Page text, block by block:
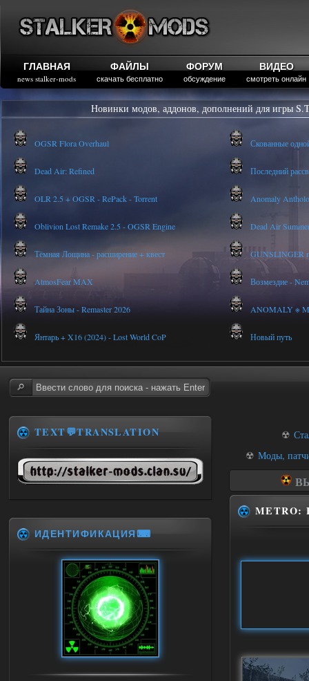
ГЛАВНАЯ
news stalker-mods
ФАЙЛЫ
скачать бесплатно
ФОРУМ
обсуждение
ВИДЕО
смотреть онлайн
Новинки модов, аддонов, дополнений для игры
OGSR Flora Overhaul Скованные
Dead Air: Refined Последний
OLR 2.5 + OGSR - RePack - Torrent Anomaly
Oblivion Lost Remake 2.5 - OGSR Engine Dead Air
Тёмная Лощина - расширение + квест GUNSLINGER
AtmosFear MAX Возмездие -
Тайна Зоны - Remaster 2026 ANOMALY ※
Янтарь + X16 (2024) - Lost World CoP Новый путь
☢
☢ Моды,
METRO:
TEXT💬TRANSLATION
ИДЕНТИФИКАЦИЯ⌨